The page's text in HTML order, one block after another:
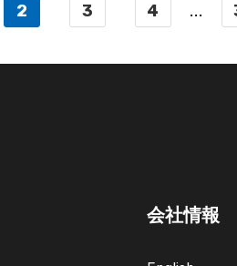
2 3 4 ...
会社情報